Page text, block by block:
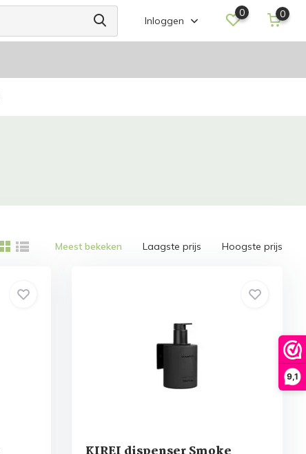
9,1
Inloggen
0 0
Meest bekeken Laagste prijs Hoogste prijs